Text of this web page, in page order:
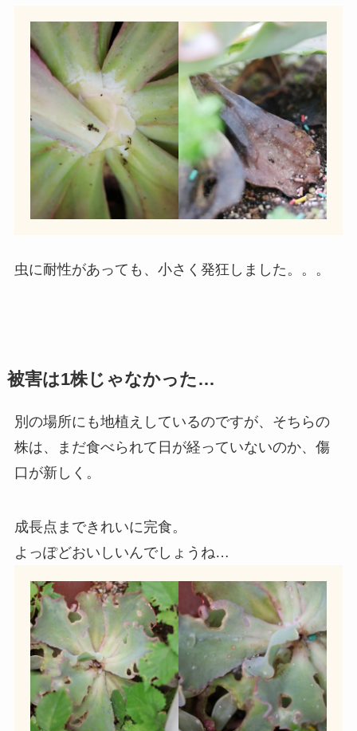
虫に耐性があっても、小さく発狂しました。。。
被害は1株じゃなかった…
別の場所にも地植えしているのですが、そちらの
株は、まだ食べられて日が経っていないのか、傷
口が新しく。
成長点まできれいに完食。
よっぽどおいしいんでしょうね…